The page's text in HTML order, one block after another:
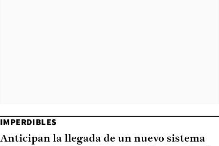
IMPERDIBLES
Anticipan la llegada de un nuevo sistema